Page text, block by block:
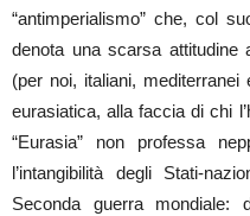
“antimperialismo” che, col
denota una scarsa attitudine
(per noi, italiani,
eurasiatica, alla faccia di chi
“Eurasia” non professa
l’intangibilità degli Stati-
Seconda guerra mondiale: